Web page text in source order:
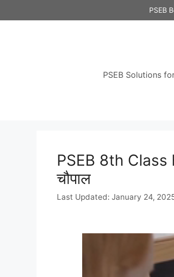
to
PSEB
PSEB Solutions
PSEB 8th
चौपाल
January 24,